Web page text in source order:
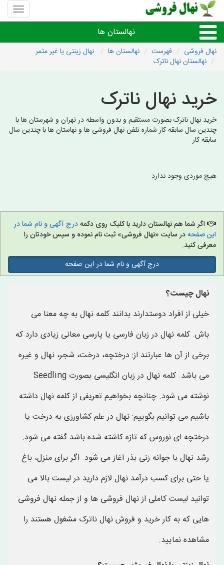
منوی
سایت
فروشی
نهالستان ها
نهال های زینتی،غیرمثمر
نهال های کمیاب،خاص
نهال فروشی فهرست نهالستان ها
نهال زینتی یا غیر مثمر
نهالستان نهال ناترک
خرید نهال ناترک
خرید نهال ناترک بصورت مستقیم و بدون واسطه در تهران و شهرستان ها با
چندین سال سابقه کار شماره تلفن نهال فروشی ها و نهاستان ها با چندین سال
سابقه کار
هیچ موردی وجود ندارد
اگر شما هم نهالستان دارید با کلیک روی دکمهدرج آگهی و نام شما در
این صفحهدر سایت «نهال فروشی» ثبت نام نموده و سپس خودتان را
معرفی کنید.
درج آگهی و نام شما در این صفحه
نهال چیست؟
خیلی از افراد دوستدارند بدانند کلمه نهال به چه معنا می
باش. کلمه نهال در زبان فارسی یا پارسی معانی زیادی دارد که
برخی از آن ها عبارتند از: درختچه، درخت، شجر، نهال و غیره
می باشد. کلمه نهال در زبان انگلیسی بصورت Seedling
نوشته می شود. چنانچه بخواهیم تعریفی از کلمه نهال داشته
باشیم می توانیم بگوییم: نهال در علم کشاورزی به درخت یا
درختچه ای نوروس که تازه کاشته شده باشد گفته می شود.
رشد نهال با جوانه زنی بذر آغاز می شود. اگر برای منزل، باغ
یا حتی برای کسب درآمد نهال لازم دارید در لیست بالا می
توانید لیست کاملی از نهال فروشی ها و از جمله نهال فروشی
هایی که به کار خرید و فروش نهال ناترک مشغول هستند را
مشاهده نمایید.